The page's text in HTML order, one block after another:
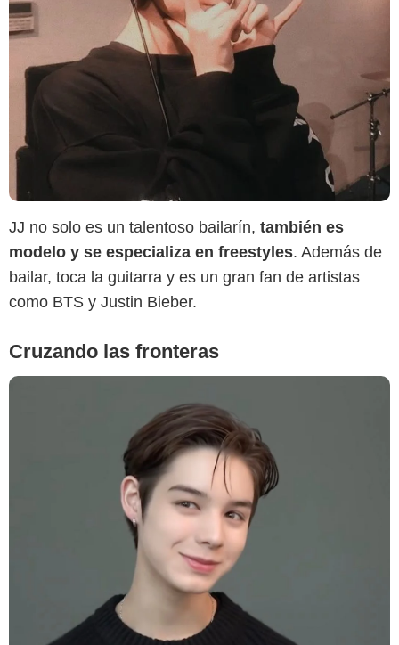
JJ no solo es un talentoso bailarín, también es
modelo y se especializa en freestyles. Además de
bailar, toca la guitarra y es un gran fan de artistas
como BTS y Justin Bieber.
Cruzando las fronteras